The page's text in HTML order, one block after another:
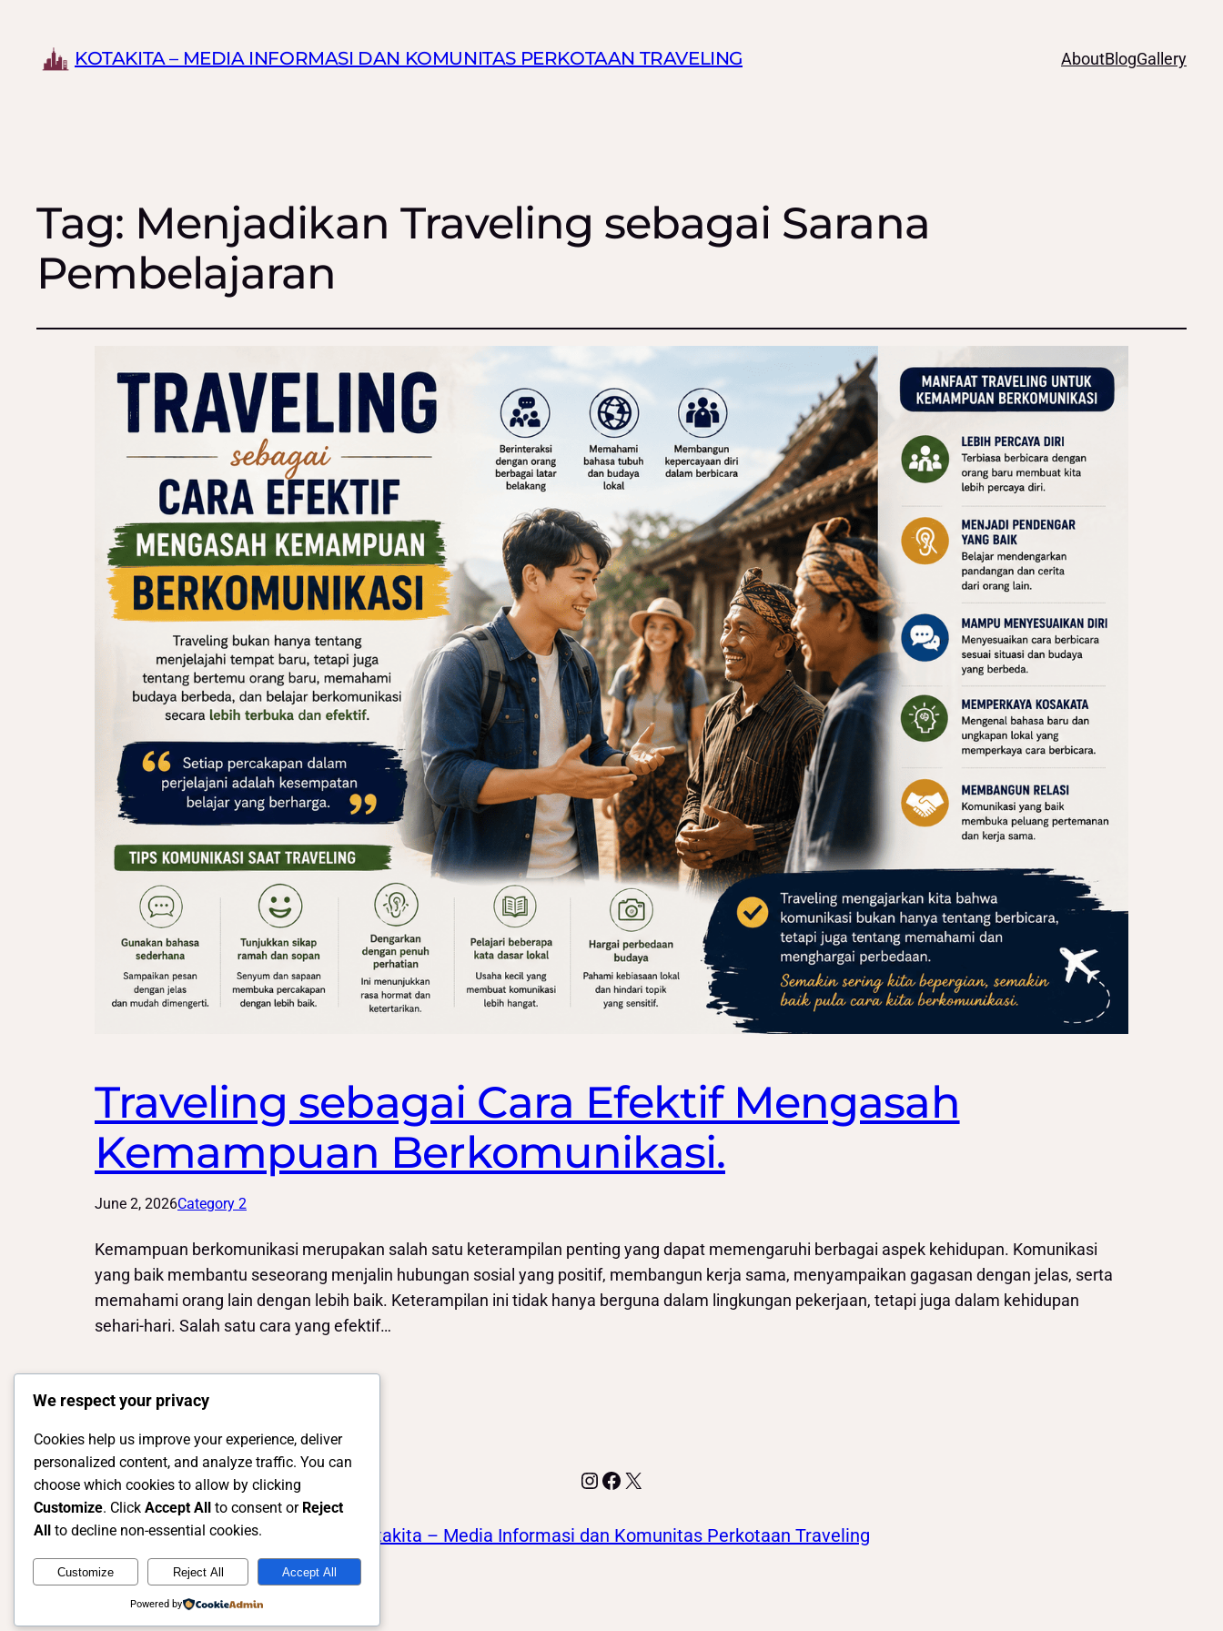
KOTAKITA – MEDIA INFORMASI DAN KOMUNITAS PERKOTAAN TRAVELING AboutBlogGallery
Tag: Menjadikan Traveling sebagai Sarana
Pembelajaran
Traveling sebagai Cara Efektif Mengasah
Kemampuan Berkomunikasi.
June 2, 2026Category 2
Kemampuan berkomunikasi merupakan salah satu keterampilan penting yang dapat memengaruhi berbagai aspek kehidupan. Komunikasi
yang baik membantu seseorang menjalin hubungan sosial yang positif, membangun kerja sama, menyampaikan gagasan dengan jelas, serta
memahami orang lain dengan lebih baik. Keterampilan ini tidak hanya berguna dalam lingkungan pekerjaan, tetapi juga dalam kehidupan
sehari-hari. Salah satu cara yang efektif…
Instagram
Facebook
X
Kotakita – Media Informasi dan Komunitas Perkotaan Traveling
We respect your privacy
Cookies help us improve your experience, deliver
personalized content, and analyze traffic. You can
choose which cookies to allow by clicking
Customize. Click Accept All to consent or Reject
All
to decline non-essential cookies.
Customize Reject All Accept All
Powered by